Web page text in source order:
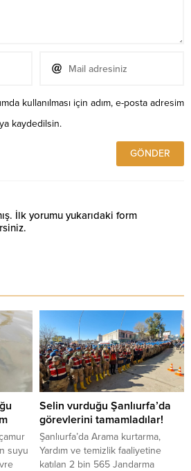
kullanılması için adım, e-posta adresim
kaydedilsin.
İlk yorumu yukarıdaki form
suyu
Selin vurduğu Şanlıurfa’da
görevlerini tamamladılar!
Şanlıurfa’da Arama kurtarma,
Yardım ve temizlik faaliyetine
katılan 2 bin 565 Jandarma